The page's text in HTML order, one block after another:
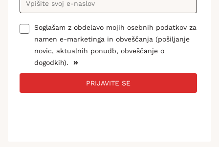
Soglašam z obdelavo mojih osebnih podatkov za
namen e-marketinga in obveščanja (pošiljanje
novic, aktualnih ponudb, obveščanje o
dogodkih).
»
PRIJAVITE SE